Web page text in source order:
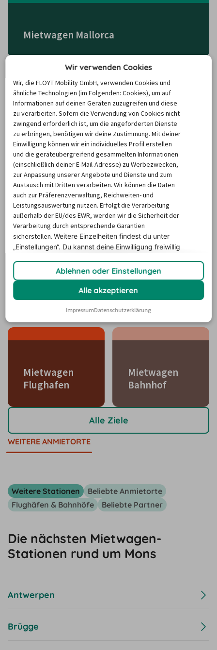
Mietwagen Mallorca
Mietwagen USA
Mietwagen
Spanien
Mietwagen Island
Mietwagen
Portugal
Mietwagen Berlin
Mietwagen
Flughafen
Mietwagen
Bahnhof
Alle Ziele
WEITERE ANMIETORTE
Weitere Stationen
Beliebte Anmietorte
Flughäfen & Bahnhöfe
Beliebte Partner
Die nächsten Mietwagen-
Stationen rund um Mons
Antwerpen
Brügge
Wir verwenden Cookies
Wir, die FLOYT Mobility GmbH, verwenden Cookies und
ähnliche Technologien (im Folgenden: Cookies), um auf
Informationen auf deinen Geräten zuzugreifen und diese
zu verarbeiten. Sofern die Verwendung von Cookies nicht
zwingend erforderlich ist, um die angeforderten Dienste
zu erbringen, benötigen wir deine Zustimmung. Mit deiner
Einwilligung können wir ein individuelles Profil erstellen
und die geräteübergreifend gesammelten Informationen
(einschließlich deiner E-Mail-Adresse) zu Werbezwecken,
zur Anpassung unserer Angebote und Dienste und zum
Austausch mit Dritten verarbeiten. Wir können die Daten
auch zur Präferenzverwaltung, Reichweiten- und
Leistungsauswertung nutzen. Erfolgt die Verarbeitung
außerhalb der EU/des EWR, werden wir die Sicherheit der
Verarbeitung durch entsprechende Garantien
sicherstellen.Weitere Einzelheiten findest du unter
„Einstellungen“. Du kannst deine Einwilligung freiwillig
Ablehnen oder Einstellungen
Alle akzeptieren
ImpressumDatenschutzerklärung